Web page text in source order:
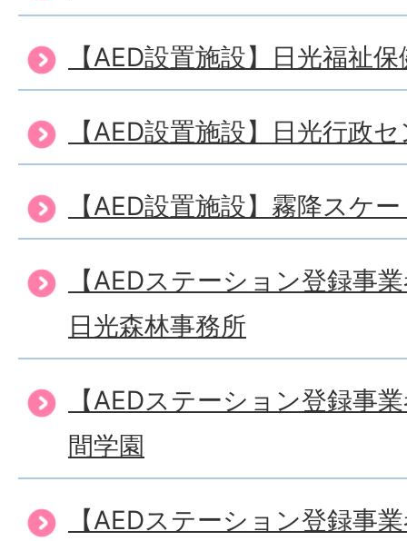
【AED設置施設】日光福祉
【AED設置施設】日光行政
【AED設置施設】霧降スケ
【AEDステーション登録事
日光森林事務所
【AEDステーション登録事
間学園
【AEDステーション登録事